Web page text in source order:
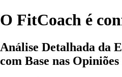
O FitCoach é
Análise Detalhada da
com Base nas